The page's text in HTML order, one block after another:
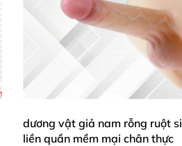
các đường gân y như thật , va
sẽ tạo ấn tượng mạnh mẽ đổi
dương vật giả nam rỗng ruột
liền quần mềm mại chân thực